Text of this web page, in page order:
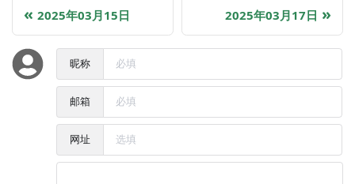
2025年03月15日 2025年03月17日
昵称
邮箱
网址